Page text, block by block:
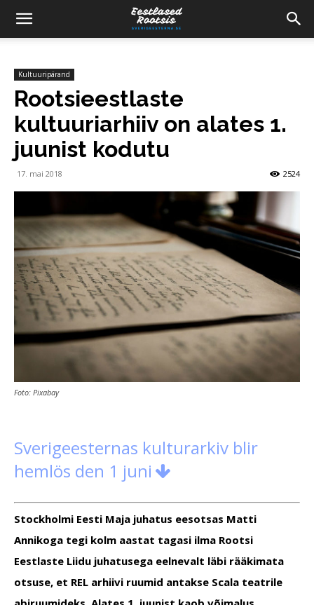
Kultuuripärand
Rootsieestlaste
kultuuriarhiiv on alates 1.
juunist kodutu
17. mai 2018 2524
Foto: Pixabay
Sverigeesternas kulturarkiv blir
hemlös den 1 juni 
Stockholmi Eesti Maja juhatus eesotsas Matti
Annikoga tegi kolm aastat tagasi ilma Rootsi
Eestlaste Liidu juhatusega eelnevalt läbi rääkimata
otsuse, et REL arhiivi ruumid antakse Scala teatrile